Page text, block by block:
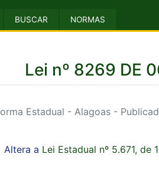
BUSCAR NORMAS
Lei nº 8269 DE
Estadual - Alagoas -
Altera a Lei Estadual nº 5.671, de